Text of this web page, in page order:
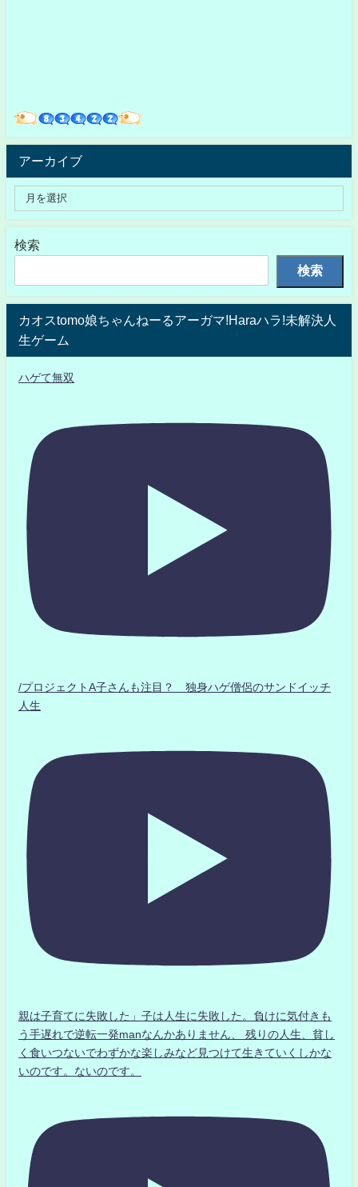
アーカイブ
検索
検索
カオスtomo娘ちゃんねーるアーガマ!Haraハラ!未解決人
生ゲーム
ハゲて無双
/プロジェクトA子さんも注目？ 独身ハゲ僧侶のサンドイッチ
人生
親は子育てに失敗した」子は人生に失敗した。負けに気付きも
う手遅れで逆転一発manなんかありません、 残りの人生、貧し
く食いつないでわずかな楽しみなど見つけて生きていくしかな
いのです。ないのです。